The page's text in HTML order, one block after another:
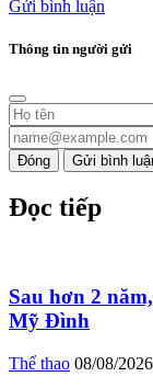
Gửi bình luận
Thông tin người gửi
Đóng Gửi bình
Đọc tiếp
Sau hơn 2
Mỹ Đình
Thể thao 08/08/2026